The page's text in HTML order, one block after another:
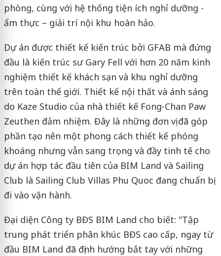
phòng, cùng với hệ thống tiện ích nghỉ dưỡng -
ẩm thực – giải trí nội khu hoàn hảo.
Dự án được thiết kế kiến trúc bởi GFAB mà đứng
đầu là kiến trúc sư Gary Fell với hơn 20 năm kinh
nghiệm thiết kế khách sạn và khu nghỉ dưỡng
trên toàn thế giới. Thiết kế nội thất và ánh sáng
do Kaze Studio của nhà thiết kế Fong-Chan Paw
Zeuthen đảm nhiệm. Đây là những đơn vị đã góp
phần tạo nên một phong cách thiết kế phóng
khoáng nhưng vẫn sang trọng và đầy tinh tế cho
dự án hợp tác đầu tiên của BIM Land và Sailing
Club là Sailing Club Villas Phu Quoc đang chuẩn bị
đi vào vận hành.
Đại diện Công ty BĐS BIM Land cho biết: "Tập
trung phát triển phân khúc BĐS cao cấp, ngay từ
đầu BIM Land đã định hướng bắt tay với những